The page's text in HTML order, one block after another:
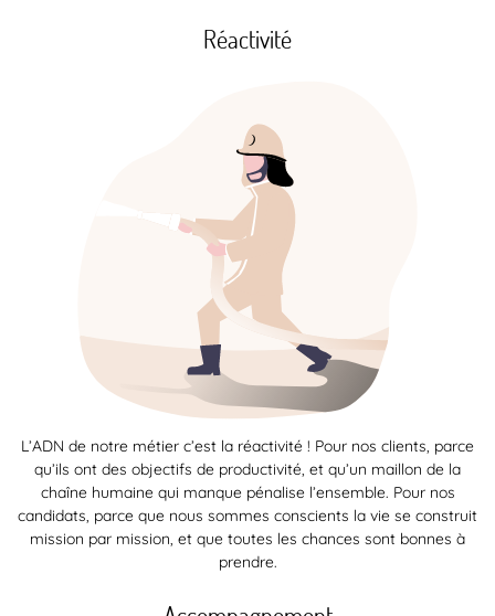
Réactivité
L’ADN de notre métier c’est la réactivité ! Pour nos clients, parce
qu’ils ont des objectifs de productivité, et qu’un maillon de la
chaîne humaine qui manque pénalise l’ensemble. Pour nos
candidats, parce que nous sommes conscients la vie se construit
mission par mission, et que toutes les chances sont bonnes à
prendre.